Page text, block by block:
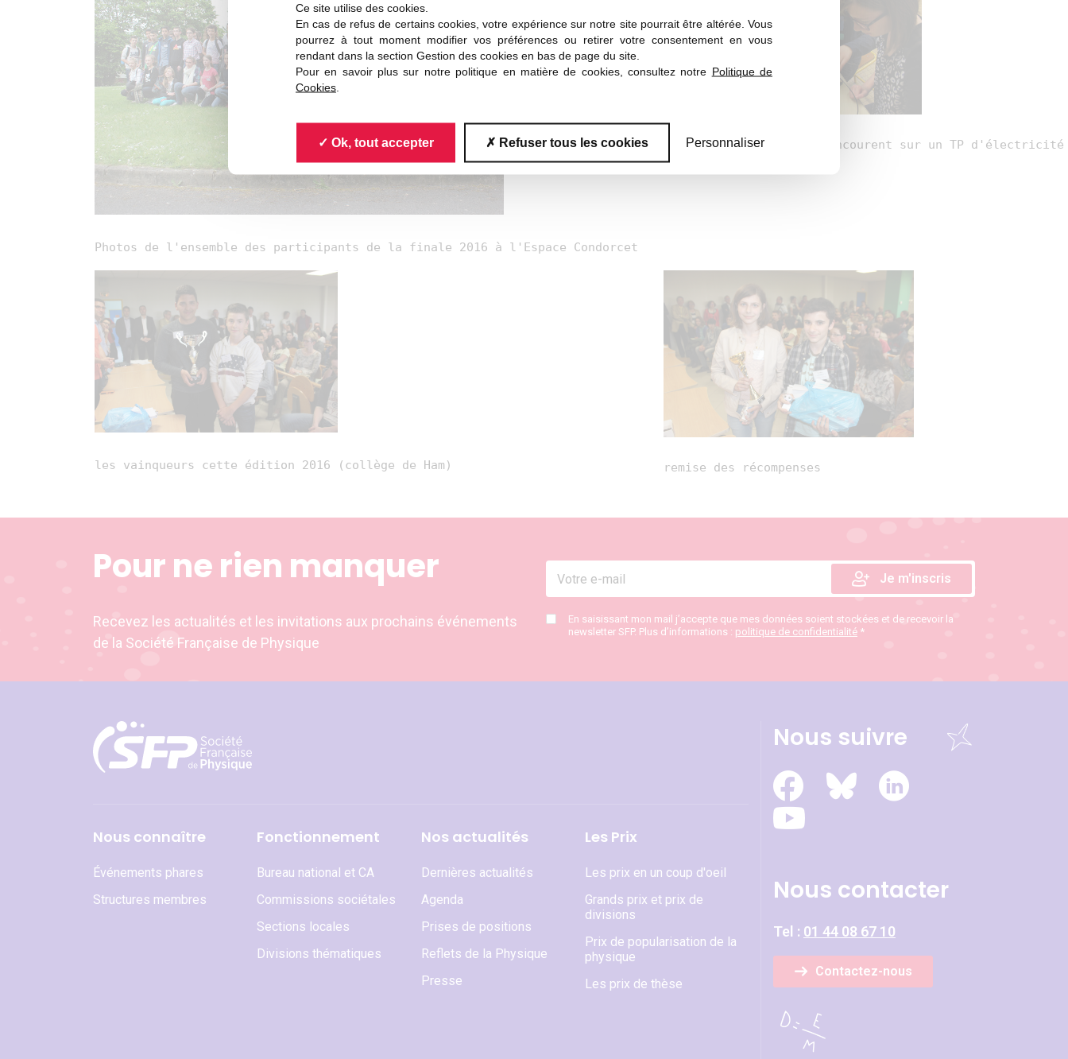
Ce site utilise des cookies.
En cas de refus de certains cookies, votre expérience sur notre site pourrait être altérée. Vous
pourrez à tout moment modifier vos préférences ou retirer votre consentement en vous
rendant dans la section Gestion des cookies en bas de page du site.
Pour en savoir plus sur notre politique en matière de cookies, consultez notre Politique de
Cookies
Ok, tout accepter Refuser tous les cookies Personnaliser
Photos de l'ensemble des participants de la finale 2016 à l'Espace Condorcet
Deux des participants concourent sur un TP d'électricité
les vainqueurs cette édition 2016 (collège de Ham) remise des récompenses
Pour ne rien manquer
Recevez les actualités et les invitations aux prochains événements
de la Société Française de Physique
En saisissant mon mail j’accepte que mes données soient stockées et de recevoir la
newsletter SFP. Plus d’informations : politique de confidentialité *
Nous connaître
Événements phares
Structures membres
Fonctionnement
Bureau national et CA
Commissions sociétales
Sections locales
Divisions thématiques
Nos actualités
Dernières actualités
Agenda
Prises de positions
Reflets de la Physique
Presse
Les Prix
Les prix en un coup d'oeil
Grands prix et prix de
divisions
Prix de popularisation de la
physique
Les prix de thèse
Nous suivre
Nous contacter
Tel : 01 44 08 67 10
Contactez-nous